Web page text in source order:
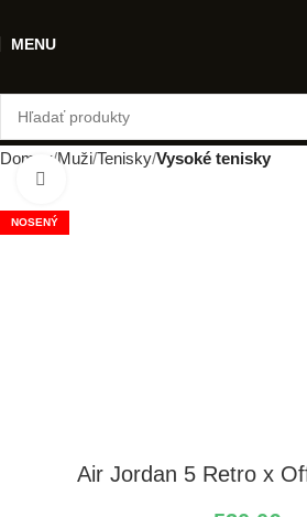
MENU
Domov Muži Tenisky Vysoké tenisky
NOSENÝ
Air Jordan 5 Retro x